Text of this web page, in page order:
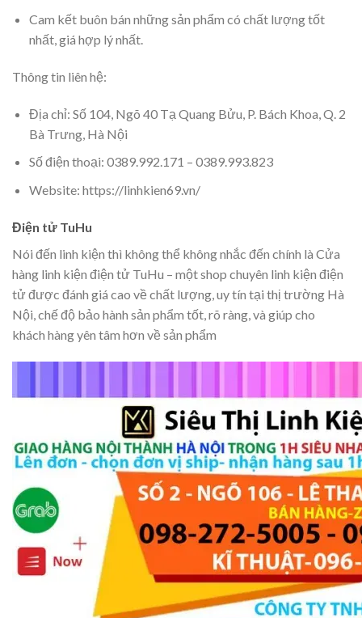
Cam kết buôn bán những sản phẩm có chất lượng tốt
nhất, giá hợp lý nhất.
Thông tin liên hệ:
Địa chỉ: Số 104, Ngõ 40 Tạ Quang Bửu, P. Bách Khoa, Q. 2
Bà Trưng, Hà Nội
Số điện thoại: 0389.992.171 – 0389.993.823
Website: https://linhkien69.vn/
Điện tử TuHu
Nói đến linh kiện thì không thể không nhắc đến chính là Cửa
hàng linh kiện điện tử TuHu – một shop chuyên linh kiện điện
tử được đánh giá cao về chất lượng, uy tín tại thị trường Hà
Nội, chế độ bảo hành sản phẩm tốt, rõ ràng, và giúp cho
khách hàng yên tâm hơn về sản phẩm